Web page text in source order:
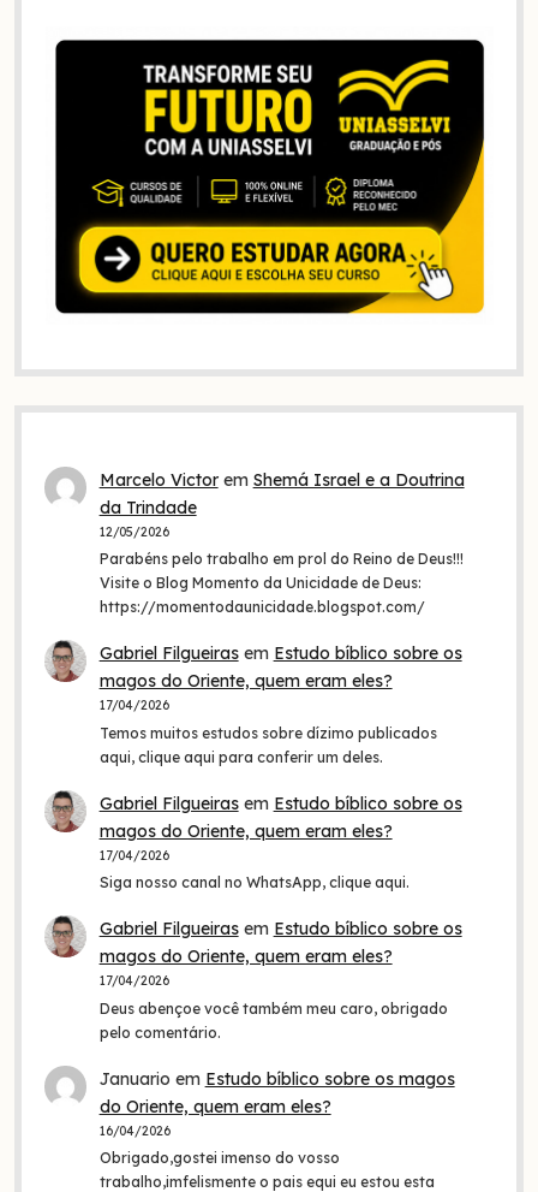
Marcelo Victorem Shemá Israel e a Doutrina
da Trindade
12/05/2026
Parabéns pelo trabalho em prol do Reino de Deus!!!
Visite o Blog Momento da Unicidade de Deus:
https://momentodaunicidade.blogspot.com/
Gabriel Filgueirasem Estudo bíblico sobre os
magos do Oriente, quem eram eles?
17/04/2026
Temos muitos estudos sobre dízimo publicados
aqui, clique aqui para conferir um deles.
Gabriel Filgueirasem Estudo bíblico sobre os
magos do Oriente, quem eram eles?
17/04/2026
Siga nosso canal no WhatsApp, clique aqui.
Gabriel Filgueirasem Estudo bíblico sobre os
magos do Oriente, quem eram eles?
17/04/2026
Deus abençoe você também meu caro, obrigado
pelo comentário.
Januario em Estudo bíblico sobre os magos
do Oriente, quem eram eles?
16/04/2026
Obrigado,gostei imenso do vosso
trabalho,imfelismente o pais equi eu estou esta